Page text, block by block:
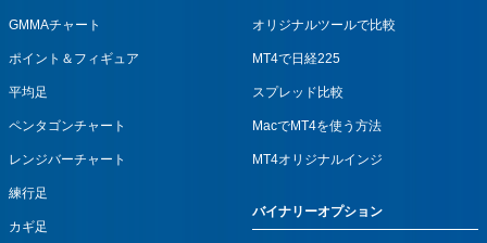
GMMAチャート
ポイント＆フィギュア
平均足
ペンタゴンチャート
レンジバーチャート
練行足
カギ足
オリジナルツールで比較
MT4で日経225
スプレッド比較
MacでMT4を使う方法
MT4オリジナルインジ
バイナリーオプション